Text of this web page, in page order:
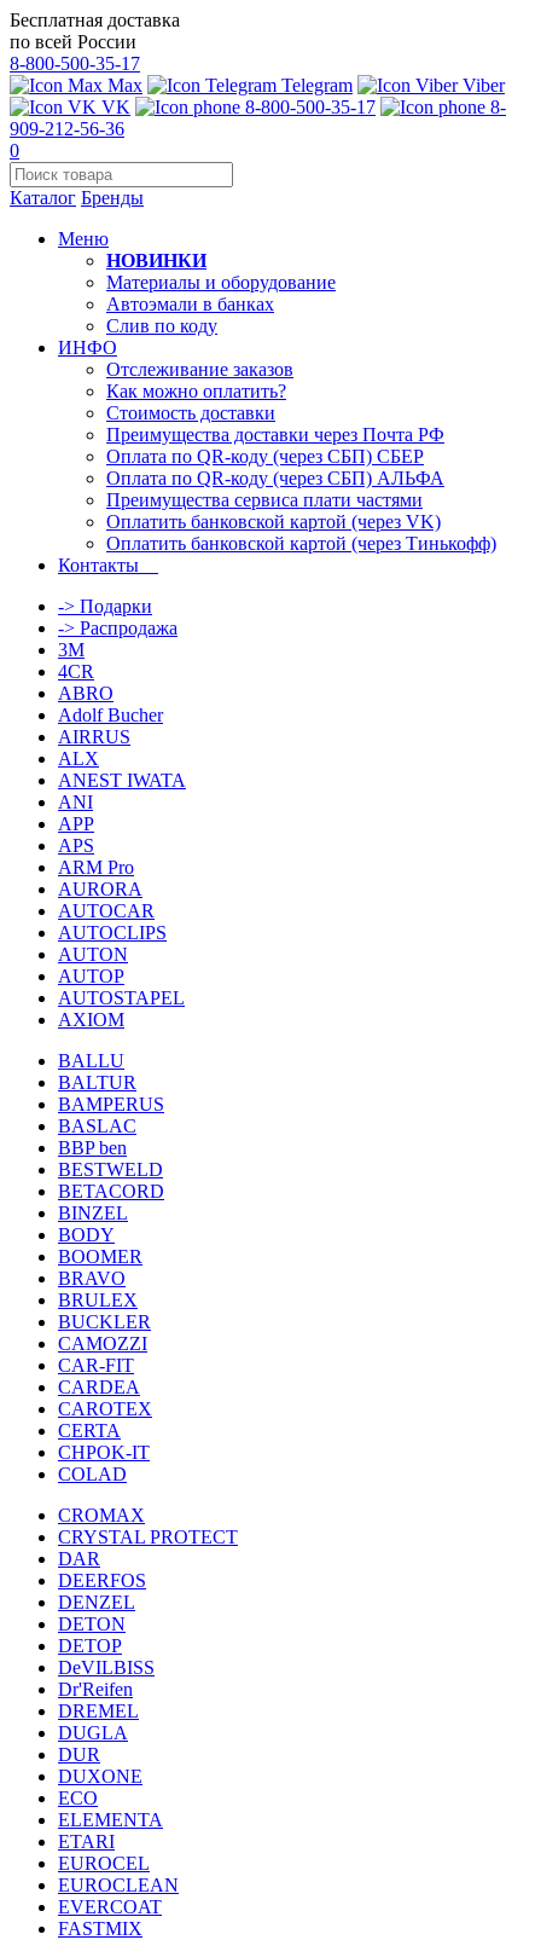
Бесплатная доставка
по всей России
8-800-500-35-17
Max
Telegram
Viber
VK
8-800-500-35-17
8-
909-212-56-36
0
Каталог Бренды
Меню
НОВИНКИ
Материалы и оборудование
Автоэмали в банках
Слив по коду
ИНФО
Отслеживание заказов
Как можно оплатить?
Стоимость доставки
Преимущества доставки через Почта РФ
Оплата по QR-коду (через СБП) СБЕР
Оплата по QR-коду (через СБП) АЛЬФА
Преимущества сервиса плати частями
Оплатить банковской картой (через VK)
Оплатить банковской картой (через Тинькофф)
Контакты
-> Подарки
-> Распродажа
3M
4CR
ABRO
Adolf Bucher
AIRRUS
ALX
ANEST IWATA
ANI
APP
APS
ARM Pro
AURORA
AUTOCAR
AUTOCLIPS
AUTON
AUTOP
AUTOSTAPEL
AXIOM
BALLU
BALTUR
BAMPERUS
BASLAC
BBP ben
BESTWELD
BETACORD
BINZEL
BODY
BOOMER
BRAVO
BRULEX
BUCKLER
CAMOZZI
CAR-FIT
CARDEA
CAROTEX
CERTA
CHPOK-IT
COLAD
CROMAX
CRYSTAL PROTECT
DAR
DEERFOS
DENZEL
DETON
DETOP
DeVILBISS
Dr'Reifen
DREMEL
DUGLA
DUR
DUXONE
ECO
ELEMENTA
ETARI
EUROCEL
EUROCLEAN
EVERCOAT
FASTMIX